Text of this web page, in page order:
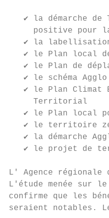
✔ la démarche de
positive pour
✔ la
✔ le Plan local
✔ le Plan de
✔ le schéma Agglo
✔ le Plan Climat
     Territorial
✔ le Plan local
✔ le territoire
✔ la démarche
✔ le projet de
L' Agence régionale
L'étude menée sur
confirme que les
seraient notables.